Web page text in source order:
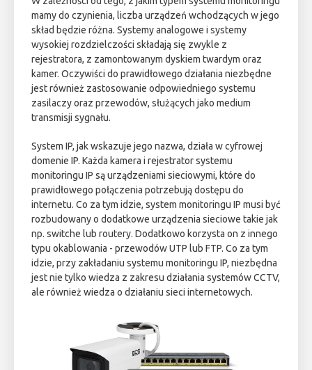
mamy do czynienia, liczba urządzeń wchodzących w jego
skład będzie różna. Systemy analogowe i systemy
wysokiej rozdzielczości składają się zwykle z
rejestratora, z zamontowanym dyskiem twardym oraz
kamer. Oczywiści do prawidłowego działania niezbędne
jest również zastosowanie odpowiedniego systemu
zasilaczy oraz przewodów, służących jako medium
transmisji sygnału.
System IP, jak wskazuje jego nazwa, działa w cyfrowej
domenie IP. Każda kamera i rejestrator systemu
monitoringu IP są urządzeniami sieciowymi, które do
prawidłowego połączenia potrzebują dostępu do
internetu. Co za tym idzie, system monitoringu IP musi być
rozbudowany o dodatkowe urządzenia sieciowe takie jak
np. switche lub routery. Dodatkowo korzysta on z innego
typu okablowania - przewodów UTP lub FTP. Co za tym
idzie, przy zakładaniu systemu monitoringu IP, niezbędna
jest nie tylko wiedza z zakresu działania systemów CCTV,
ale również wiedza o działaniu sieci internetowych.